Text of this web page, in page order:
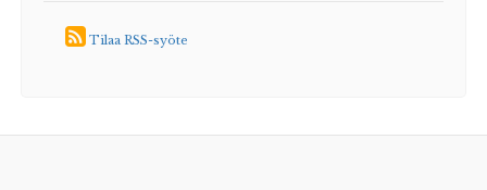
Tilaa RSS-syöte